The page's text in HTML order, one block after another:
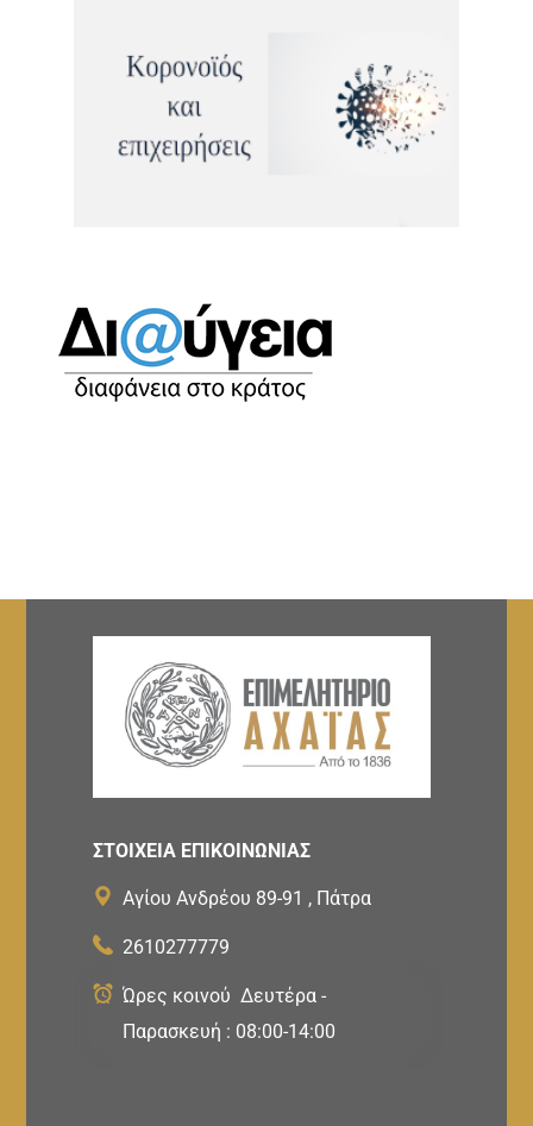
ΣΤΟΙΧΕΙΑ ΕΠΙΚΟΙΝΩΝΙΑΣ
Αγίου Ανδρέου 89-91 , Πάτρα
2610277779
Ώρες κοινού Δευτέρα -
Παρασκευή : 08:00-14:00